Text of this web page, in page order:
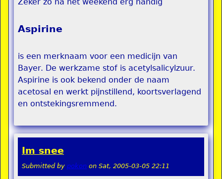
Aspirine
is een merknaam voor een medicijn van
Bayer. De werkzame stof is acetylsalicylzuur.
Aspirine is ook bekend onder de naam
acetosal en werkt pijnstillend, koortsverlagend
en ontstekingsremmend.
Im snee
Submitted by pokon on Sat, 2005-03-05 22:11